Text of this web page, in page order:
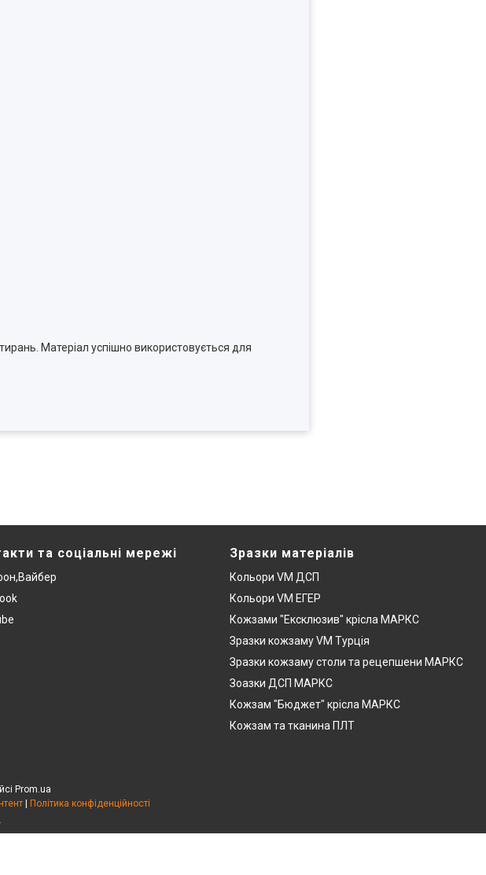
Матеріал успішно використовується для
та соціальні мережі Зразки матеріалів
Кольори VM ДСП
Кольори VM ЕГЕР
Кожзами "Ексклюзив" крісла МАРКС
Зразки кожзаму VM Турція
Зразки кожзаму столи та рецепшени МАРКС
Зоазки ДСП МАРКС
Кожзам "Бюджет" крісла МАРКС
Кожзам та тканина ПЛТ
Prom.ua
| Політика конфіденційності